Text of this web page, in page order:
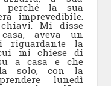
perché la sua
imprevedibile.
Mi disse
aveva un
riguardante la
mi chiese di
a casa e che
solo, con la
lunedì